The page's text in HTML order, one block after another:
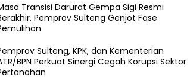
Transisi Darurat Gempa Sigi Resmi
Pemprov Sulteng Genjot Fase
Sulteng, KPK, dan Kementerian
BPN Perkuat Sinergi Cegah Korupsi Sektor